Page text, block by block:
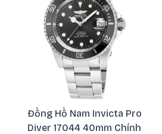
Đồng Hồ Nam Invicta Pro
Diver 17044 40mm Chính